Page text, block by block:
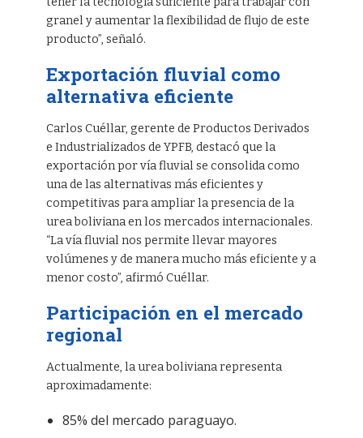
granel y aumentar la flexibilidad de flujo de este
producto”, señaló.
Exportación fluvial como
alternativa eficiente
Carlos Cuéllar, gerente de Productos Derivados
e Industrializados de YPFB, destacó que la
exportación por vía fluvial se consolida como
una de las alternativas más eficientes y
competitivas para ampliar la presencia de la
urea boliviana en los mercados internacionales.
“La vía fluvial nos permite llevar mayores
volúmenes y de manera mucho más eficiente y a
menor costo”, afirmó Cuéllar.
Participación en el mercado
regional
Actualmente, la urea boliviana representa
aproximadamente:
85% del mercado paraguayo.